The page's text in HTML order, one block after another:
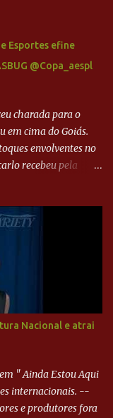
Esportes efine
@Copa_aespl
charada para o
em cima do Goiás.
envolventes no
recebeu pela
Éverton Garroni
incidiu o canto
e até tocou na
O ataque do
Aos 32
defesa. Seis
surpreendeu o
Jefferson teve
matar espera...
Nacional e atrai
" Ainda Estou Aqui
internacionais. --
e produtores fora